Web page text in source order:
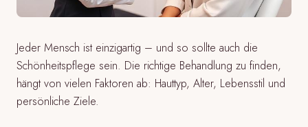
Jeder Mensch ist einzigartig – und so sollte auch die
Schönheitspflege sein. Die richtige Behandlung zu finden,
hängt von vielen Faktoren ab: Hauttyp, Alter, Lebensstil und
persönliche Ziele.